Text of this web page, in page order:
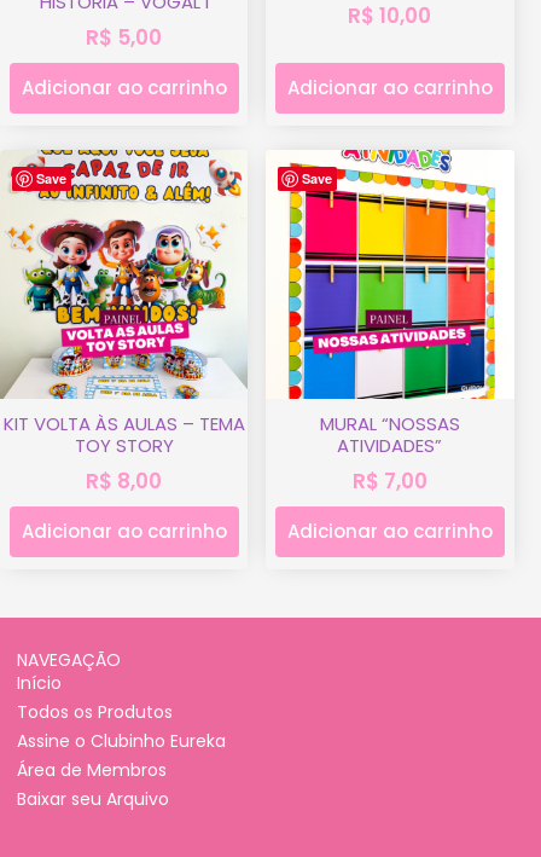
R$ 5,00
Adicionar ao carrinho
R$ 10,00
Adicionar ao carrinho
Save
KIT VOLTA ÀS AULAS – TEMA
TOY STORY
R$ 8,00
Adicionar ao carrinho
Save
MURAL “NOSSAS
ATIVIDADES”
R$ 7,00
Adicionar ao carrinho
NAVEGAÇÃO
Início
Todos os Produtos
Assine o Clubinho Eureka
Área de Membros
Baixar seu Arquivo